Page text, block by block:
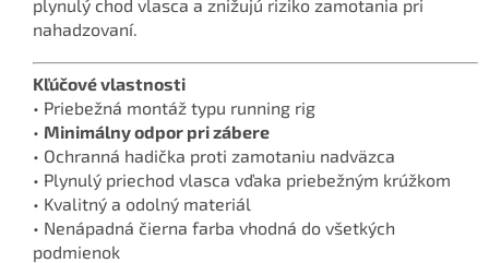
plynulý chod vlasca a znižujú riziko zamotania pri
nahadzovaní.
Kľúčové vlastnosti
• Priebežná montáž typu running rig
• Minimálny odpor pri zábere
• Ochranná hadička proti zamotaniu nadväzca
• Plynulý priechod vlasca vďaka priebežným krúžkom
• Kvalitný a odolný materiál
• Nenápadná čierna farba vhodná do všetkých
podmienok